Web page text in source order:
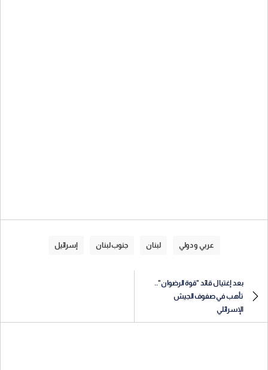
عربي و دولي لبنان جنوب لبنان إسرائيل
بعد إغتيال قائد "قوة الرضوان"..
تأهب في صفوف الجيش
الإسرائلي